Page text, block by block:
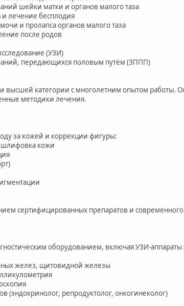
шейки матки и органов малого таза
лечение бесплодия
и пролапса органов малого таза
после родов
(УЗИ)
передающихся половым путём (ЗППП)
высшей категории с многолетним опытом работы.
методики лечения.
за кожей и коррекции фигуры:
шлифовка кожи
сертифицированных препаратов и
оборудованием, включая УЗИ-аппараты
желез, щитовидной железы
(эндокринолог, репродуктолог, онкогинеколог)